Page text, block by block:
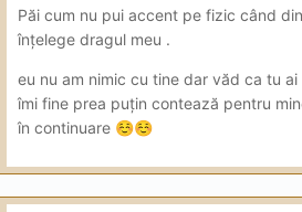
folosind si mana, nici o sansa de
si-a spus cuvantul, prin urmare am
daca muncea ore nu reuseam
din cele multe vizitate de mine ar fi
o stiti, tyson97). M-am reigenizat
NB: eu nu mă prezint cine sunt pe
vreo întâlnire, câteodată spun după
Păi cum nu pui accent pe fizic când
înțelege dragul meu .
eu nu am nimic cu tine dar văd ca tu
îmi fine prea puțin contează pentru
în continuare ☺️☺️